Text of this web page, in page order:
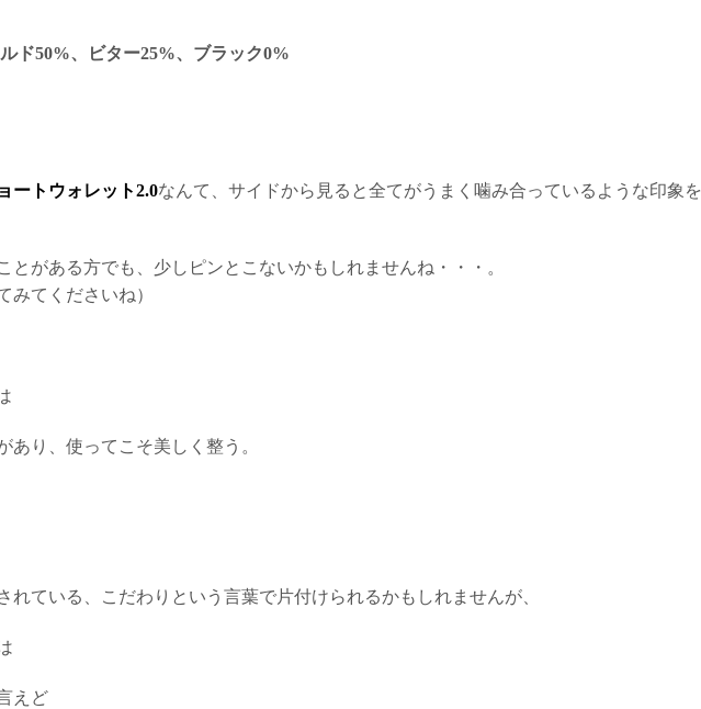
ド50%、ビター25%、ブラック0%
ートウォレット2.0なんて、サイドから見ると全てがうまく噛み合っているような印象を
とがある方でも、少しピンとこないかもしれませんね・・・。
みてくださいね）
あり、使ってこそ美しく整う。
れている、こだわりという言葉で片付けられるかもしれませんが、
えど